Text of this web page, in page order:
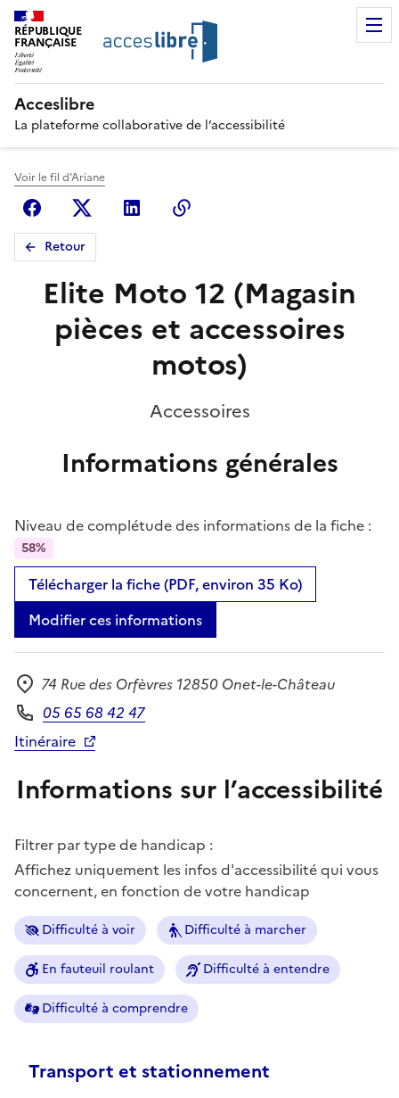
RÉPUBLIQUE
FRANÇAISE
Acceslibre
La plateforme collaborative de l’accessibilité
Voir le fil d'Ariane
FacebookX (anciennement Twitter)
Linkedin
Retour
Elite Moto 12 (Magasin
pièces et accessoires
motos)
Accessoires
Informations générales
Niveau de complétude des informations de la fiche :
58%
Télécharger la fiche (PDF, environ 35 Ko)
Modifier ces informations
Adresse
74 Rue des Orfèvres 12850 Onet-le-Château
Téléphone
05 65 68 42 47
Itinéraire
Informations sur l’accessibilité
Filtrer par type de handicap :
Affichez uniquement les infos d'accessibilité qui vous
concernent, en fonction de votre handicap
Difficulté à voir Difficulté à marcher
En fauteuil roulant Difficulté à entendre
Difficulté à comprendre
Transport et stationnement